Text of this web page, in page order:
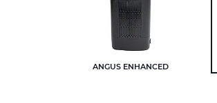
ANGUS ENHANCED